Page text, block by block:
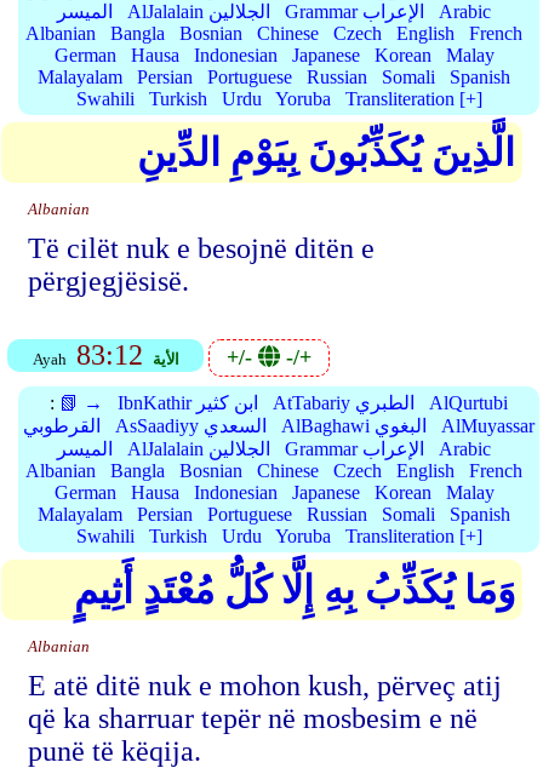
الميسر
AlJalalain الجلالين Grammar الإعراب
Arabic
Albanian
Bangla Bosnian Chinese Czech English
French
German
Hausa Indonesian Japanese Korean
Malay
Malayalam
Persian Portuguese Russian Somali
Spanish
Swahili
Turkish Urdu Yoruba Transliteration [+]
الَّذِينَ يُكَذِّبُونَ بِيَوْمِ الدِّينِ
Albanian
Të cilët nuk e besojnë ditën e
përgjegjësisë.
Ayah 83:12 الأية +/- -/+
: 📗 → IbnKathir ابن كثير AtTabariy الطبري
AlQurtubi
القرطوبي
AsSaadiyy السعدي AlBaghawi البغوي
AlMuyassar
الميسر
AlJalalain الجلالين Grammar الإعراب
Arabic
Albanian
Bangla Bosnian Chinese Czech English
French
German
Hausa Indonesian Japanese Korean
Malay
Malayalam
Persian Portuguese Russian Somali
Spanish
Swahili
Turkish Urdu Yoruba Transliteration [+]
وَمَا يُكَذِّبُ بِهِ إِلَّا كُلُّ مُعْتَدٍ أَثِيمٍ
Albanian
E atë ditë nuk e mohon kush, përveç atij
që ka sharruar tepër në mosbesim e në
punë të këqija.